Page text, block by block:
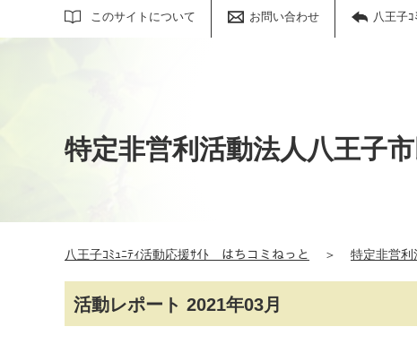
このサイトについて お問い合わせ 八王子
サイト内検索
特定非営利活動法人八王子
八王子ｺﾐｭﾆﾃｨ活動応援ｻｲﾄ はちコミねっと ＞ 特定非営利
活動レポート 2021年03月